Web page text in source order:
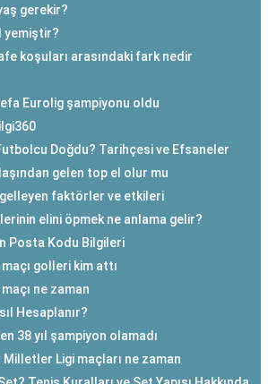
gerekir?
yemiştir?
koşuları arasındaki fark nedir
Eurolig şampiyonu oldu
Doğdu? Tarihçesi ve Efsaneler
gelen top el olur mu
faktörler ve etkileri
elini öpmek ne anlama gelir?
Posta Kodu Bilgileri
golleri kim attı
ne zaman
Hesaplanır?
38 yıl şampiyon olamadı
Ligi maçları ne zaman